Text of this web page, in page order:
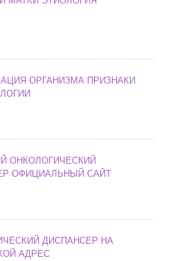
ОРГАНИЗМА ПРИЗНАКИ
ОНКОЛОГИЧЕСКИЙ
ОФИЦИАЛЬНЫЙ САЙТ
ДИСПАНСЕР НА
АДРЕС